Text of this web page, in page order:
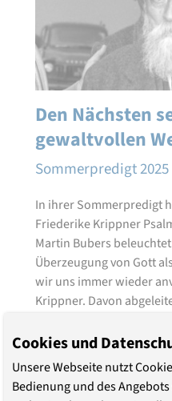
Den Nächsten
gewaltvollen
Sommerpredigt 2025
In ihrer Sommerpredigt
Friederike Krippner
Martin Bubers
Überzeugung von Gott
wir uns immer wieder
Krippner. Davon
Cookies und
Unsere Webseite nutzt
Bedienung und des